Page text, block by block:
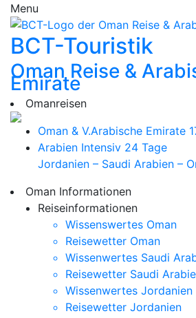
Menu
BCT-Touristik
Oman Reise &
Emirate
Omanreisen
Oman & V.Arabische Emirate
Arabien Intensiv 24 Tage
Jordanien – Saudi Arabien –
Oman Informationen
Reiseinformationen
Wissenswertes Oman
Reisewetter Oman
Wissenwertes Saudi
Reisewetter Saudi
Wissenwertes Jordanien
Reisewetter Jordanien